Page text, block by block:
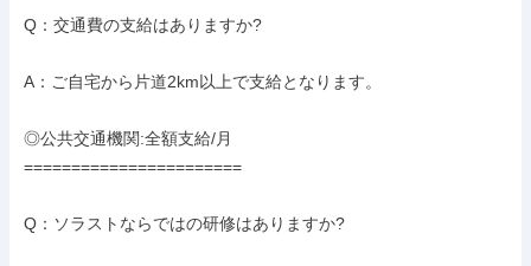
Q：交通費の支給はありますか?
A：ご自宅から片道2km以上で支給となります。
◎公共交通機関:全額支給/月
=======================
Q：ソラストならではの研修はありますか?